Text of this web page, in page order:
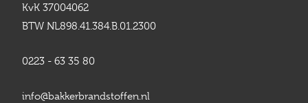
KvK 37004062
BTW NL898.41.384.B.01.2300
0223 - 63 35 80
info@bakkerbrandstoffen.nl